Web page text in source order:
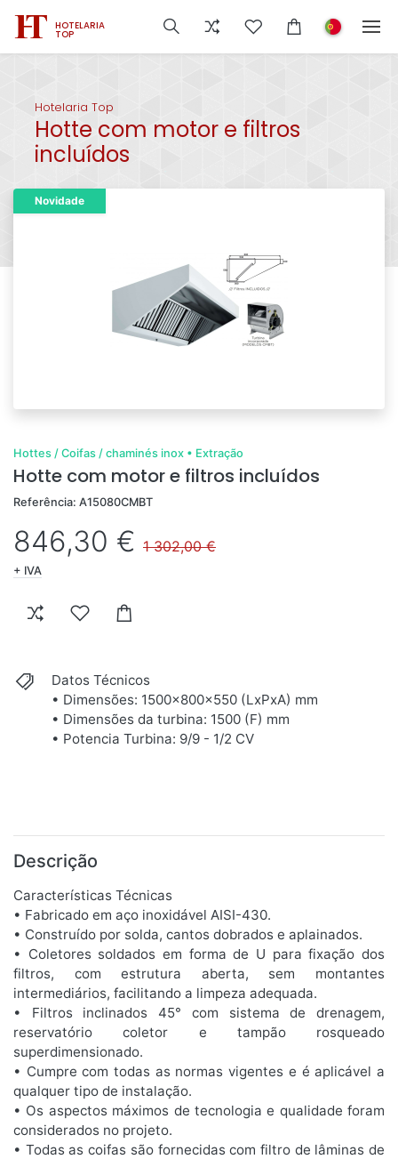
HOTELARIA
TOP
Hotelaria Top
Hotte com motor e filtros
incluídos
Novidade
Hottes / Coifas / chaminés inox • Extração
Hotte com motor e filtros incluídos
Referência: A15080CMBT
846,30 € 1 302,00 €
+ IVA
Datos Técnicos
• Dimensões: 1500x800x550 (LxPxA) mm
• Dimensões da turbina: 1500 (F) mm
• Potencia Turbina: 9/9 - 1/2 CV
Descrição
Características Técnicas
• Fabricado em aço inoxidável AISI-430.
• Construído por solda, cantos dobrados e aplainados.
• Coletores soldados em forma de U para fixação dos
filtros, com estrutura aberta, sem montantes
intermediários, facilitando a limpeza adequada.
• Filtros inclinados 45° com sistema de drenagem,
reservatório coletor e tampão rosqueado
superdimensionado.
• Cumpre com todas as normas vigentes e é aplicável a
qualquer tipo de instalação.
• Os aspectos máximos de tecnologia e qualidade foram
considerados no projeto.
• Todas as coifas são fornecidas com filtro de lâminas de